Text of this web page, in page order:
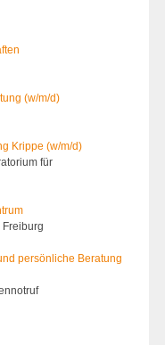
(w/m/d)
Krippe (w/m/d)
für
persönliche Beratung